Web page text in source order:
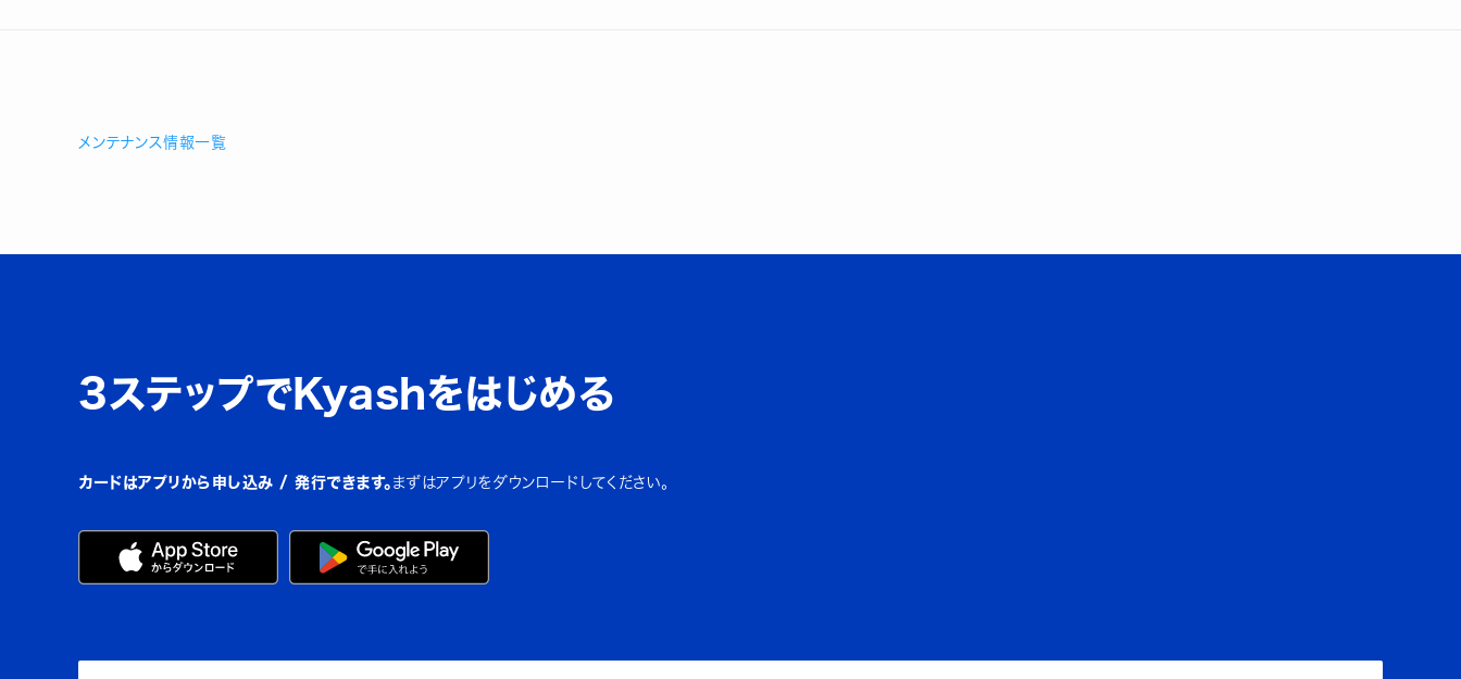
メンテナンス情報一覧
3ステップでKyashをはじめる
カードはアプリから申し込み / 発行できます。 まずはアプリをダウンロードしてください。